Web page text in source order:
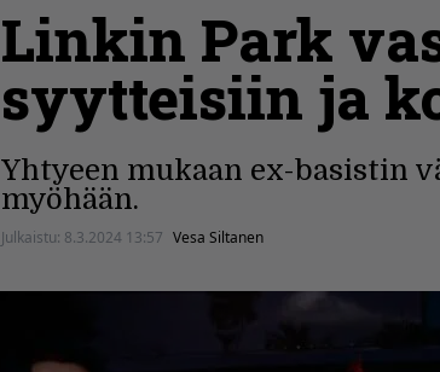
Linkin Park
syytteisiin ja
Yhtyeen mukaan ex-basistin
myöhään.
Julkaistu: 8.3.2024 13:57 Vesa Siltanen